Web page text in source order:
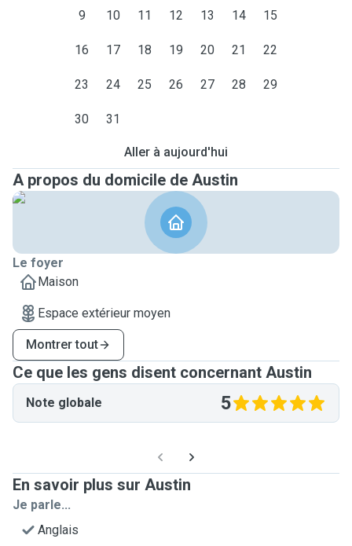
9 10 11 12 13 14 15
16 17 18 19 20 21 22
23 24 25 26 27 28 29
30 31
Aller à aujourd'hui
A propos du domicile de Austin
Le foyer
Maison
Espace extérieur moyen
Montrer tout
Ce que les gens disent concernant Austin
Note globale 5
En savoir plus sur Austin
Je parle...
Anglais